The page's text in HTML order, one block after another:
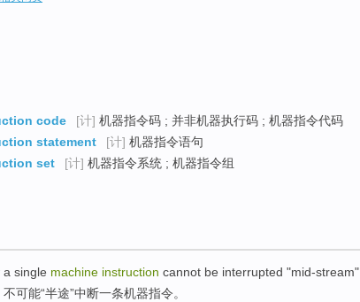
code
[计] 机器指令码 ; 并非机器执行码 ; 机器指令代码
statement
[计] 机器指令语句
set
[计] 机器指令系统 ; 机器指令组
a single machine instruction cannot be interrupted "mid-stream".
不可能“半途”中断一条机器指令。